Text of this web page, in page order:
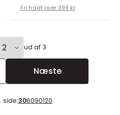
Fri fragt over 399 kr
ud af 3
Næste
side:306090120